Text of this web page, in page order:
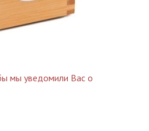
мы уведомили Вас о